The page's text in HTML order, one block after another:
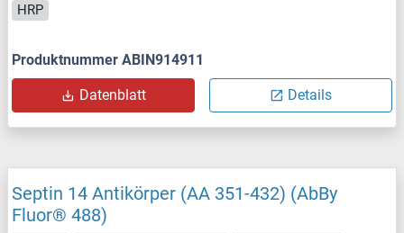
HRP
Produktnummer ABIN914911
Datenblatt Details
Septin 14 Antikörper (AA 351-432) (AbBy
Fluor® 488)